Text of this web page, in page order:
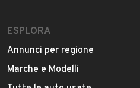
ESPLORA
Annunci per regione
Marche e Modelli